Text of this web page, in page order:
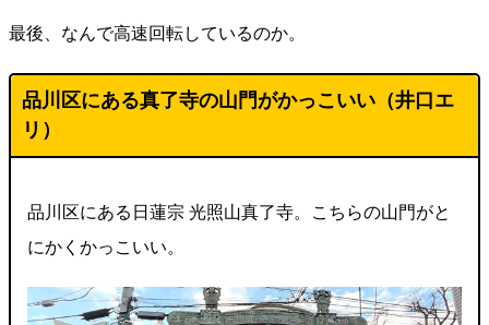
最後、なんで高速回転しているのか。
品川区にある真了寺の山門がかっこいい（井口エ
リ）
品川区にある日蓮宗 光照山真了寺。こちらの山門がと
にかくかっこいい。